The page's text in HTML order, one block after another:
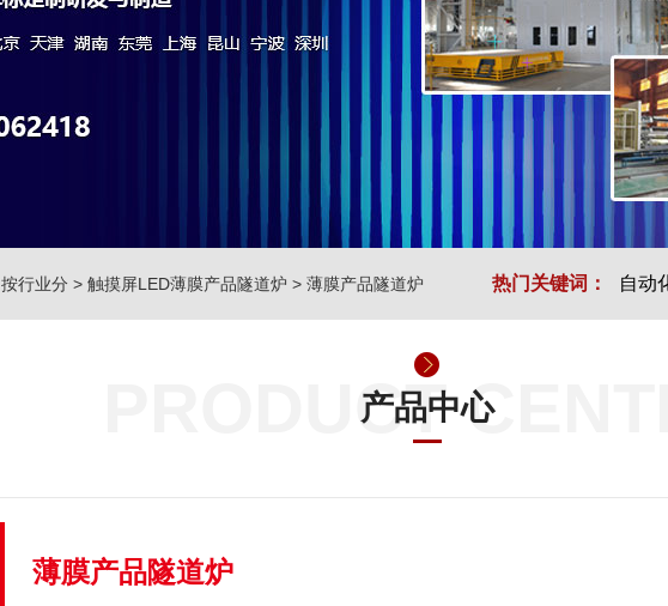
按行业分 > 触摸屏LED薄膜产品隧道炉 > 薄膜产品隧道炉 热门关键词： 自动
PRODUCT
产品中心
薄膜产品隧道炉